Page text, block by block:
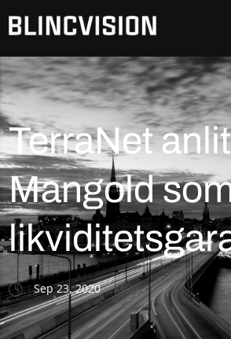
TerraNet
Mangold
Sep 23, 2020